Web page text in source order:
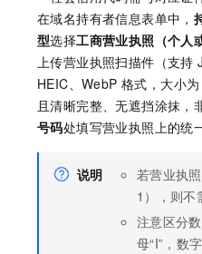
在域名持有者信息表单中，
型选择工商营业执照（个人
上传营业执照扫描件（支持
HEIC、WebP 格式，大小
且清晰完整、无遮挡涂抹，
号码处填写营业执照上的统
说明
若营业执
1），则不
注意区分
母“I”，数